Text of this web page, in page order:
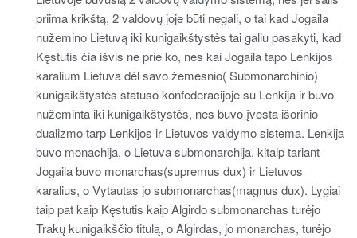
priima krikštą, 2 valdovų joje būti negali, o tai kad Jogaila
nužemino Lietuvą iki kunigaikštystės tai galiu pasakyti, kad
Kęstutis čia išvis ne prie ko, nes kai Jogaila tapo Lenkijos
karalium Lietuva dėl savo žemesnio( Submonarchinio)
kunigaikštystės statuso konfederacijoje su Lenkija ir buvo
nužeminta iki kunigaikštystės, nes buvo įvesta išorinio
dualizmo tarp Lenkijos ir Lietuvos valdymo sistema. Lenkija
buvo monachija, o Lietuva submonarchija, kitaip tariant
Jogaila buvo monarchas(supremus dux) ir Lietuvos
karalius, o Vytautas jo submonarchas(magnus dux). Lygiai
taip pat kaip Kęstutis kaip Algirdo submonarchas turėjo
Trakų kunigaikščio titulą, o Algirdas, jo monarchas, turėjo